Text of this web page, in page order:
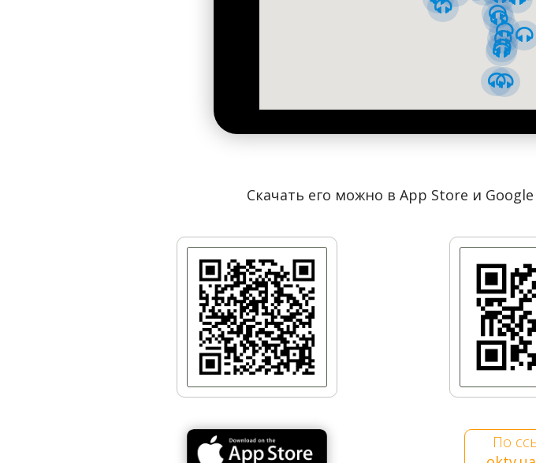
Наводнение 1882 года окончательно отрезало Предмостную слободку от
островным. В конце ХІХ столетия тут построили храм Иоанна Рыльского и
Почтовой площадью
прикрывающие мосты. По воспоминаниям киевлян, нацисты расположили на
предварительно выгнав остававшихся еще там местных жителей. В 1991 году в
поселку Предмостная слободка.
Скачать его можно в App Store и
По